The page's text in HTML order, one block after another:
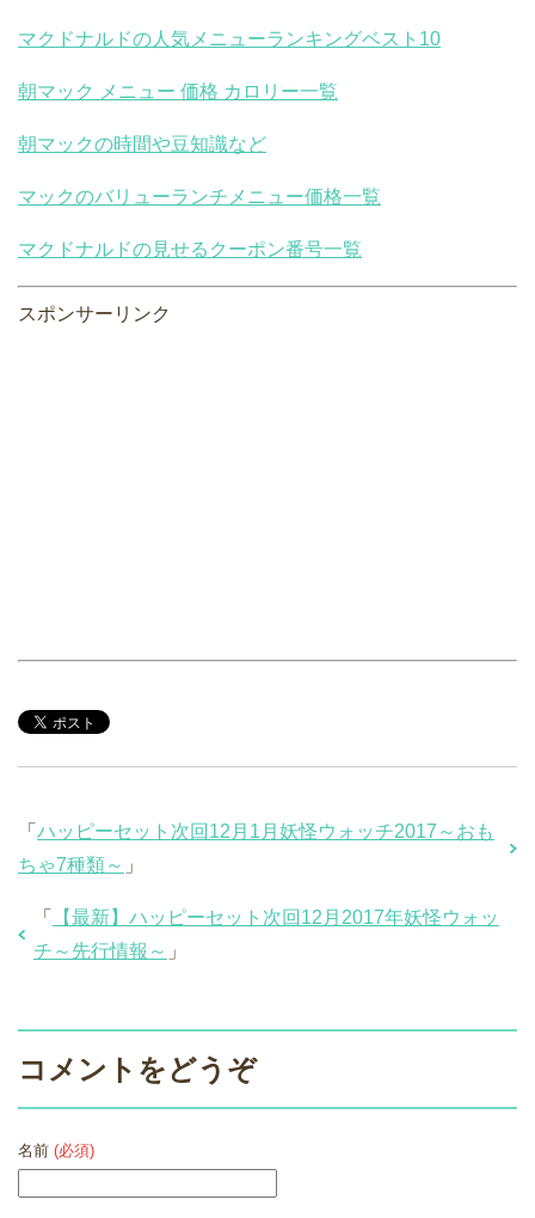
マクドナルドの人気メニューランキングベスト10
朝マック メニュー 価格 カロリー一覧
朝マックの時間や豆知識など
マックのバリューランチメニュー価格一覧
マクドナルドの見せるクーポン番号一覧
スポンサーリンク
「 ハッピーセット次回12月1月妖怪ウォッチ2017～おも
ちゃ7種類～ 」
「
【最新】ハッピーセット次回12月2017年妖怪ウォッ
チ～先行情報～ 」
コメントをどうぞ
名前 (必須)